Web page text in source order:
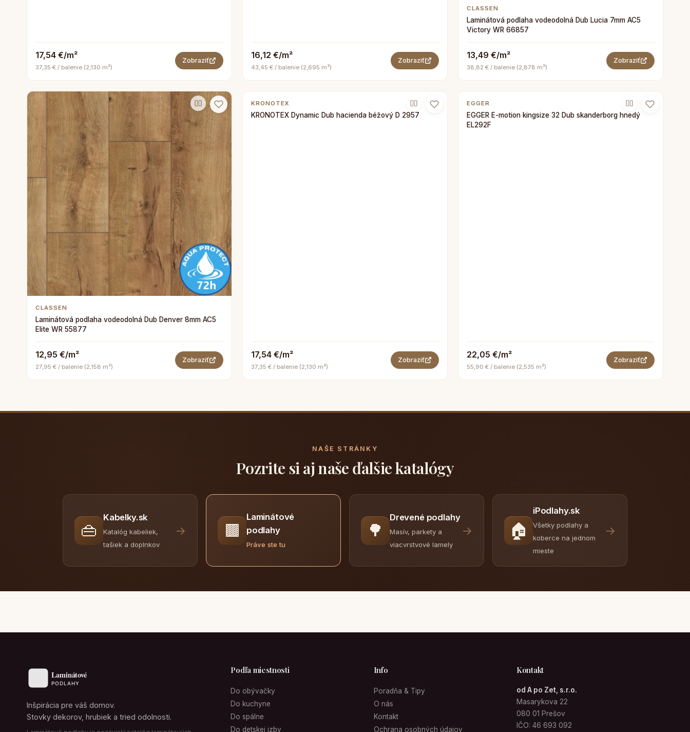
17,54 €/m²
37,35 € / balenie (2,130 m²)
Zobraziť 16,12 €/m²
43,45 € / balenie (2,695 m²)
Zobraziť
CLASSEN
Laminátová podlaha vodeodolná Dub Lucia 7mm AC5
Victory WR 66857
13,49 €/m²
38,82 € / balenie (2,878 m²)
Zobraziť
CLASSEN
Laminátová podlaha vodeodolná Dub Denver 8mm AC5
Elite WR 55877
12,95 €/m²
27,95 € / balenie (2,158 m²)
Zobraziť
KRONOTEX
KRONOTEX Dynamic Dub hacienda béžový D 2957
17,54 €/m²
37,35 € / balenie (2,130 m²)
Zobraziť
EGGER
EGGER E-motion kingsize 32 Dub skanderborg hnedý
EL292F
22,05 €/m²
55,90 € / balenie (2,535 m²)
Zobraziť
NAŠE STRÁNKY
Pozrite si aj naše ďalšie katalógy
👜
Kabelky.sk
Katalóg kabeliek,
tašiek a doplnkov
→ 🟫
Laminátové
podlahy
Práve ste tu
🌳
Drevené podlahy
Masív, parkety a
viacvrstvové lamely
→ 🏠
iPodlahy.sk
Všetky podlahy a
koberce na jednom
mieste
→
Inšpirácia pre váš domov.
Stovky dekorov, hrubiek a tried odolnosti.
Podľa miestnosti
Do obývačky
Do kuchyne
Do spálne
Do detskej izby
Info
Poradňa & Tipy
O nás
Kontakt
Ochrana osobných údajov
Kontakt
od A po Zet, s.r.o.
Masarykova 22
080 01 Prešov
IČO: 46 693 092